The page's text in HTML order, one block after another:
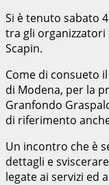
Si è tenuto sabato
tra gli
Scapin.
Come di consueto
di Modena, per la
Granfondo
di riferimento
Un incontro che è
dettagli e
legate ai servizi ed